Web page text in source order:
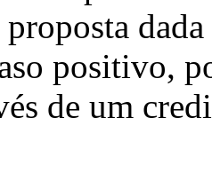
positivo,
de um